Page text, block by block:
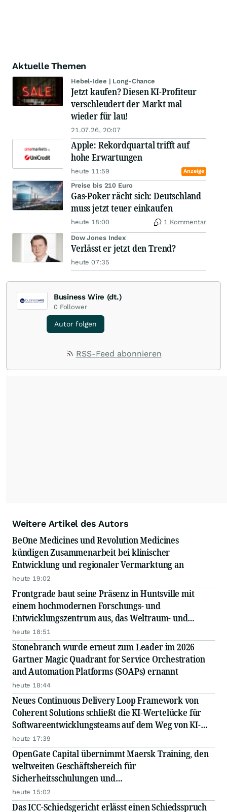
Aktuelle Themen
Hebel-Idee | Long-Chance
Jetzt kaufen? Diesen KI-Profiteur
verschleudert der Markt mal
wieder für lau!
21.07.26, 20:07
Apple: Rekordquartal trifft auf
hohe Erwartungen
heute 11:59 Anzeige
Preise bis 210 Euro
Gas-Poker rächt sich: Deutschland
muss jetzt teuer einkaufen
heute 18:00 1 Kommentar
Dow Jones Index
Verlässt er jetzt den Trend?
heute 07:35
Business Wire (dt.)
0 Follower
Autor folgen
RSS-Feed abonnieren
Weitere Artikel des Autors
BeOne Medicines und Revolution Medicines
kündigen Zusammenarbeit bei klinischer
Entwicklung und regionaler Vermarktung an
heute 19:02
Frontgrade baut seine Präsenz in Huntsville mit
einem hochmodernen Forschungs- und
Entwicklungszentrum aus, das Weltraum- und
Verteidigungsmissionen der nächsten Generation
unterstützt
heute 18:51
Stonebranch wurde erneut zum Leader im 2026
Gartner Magic Quadrant for Service Orchestration
and Automation Platforms (SOAPs) ernannt
heute 18:44
Neues Continuous Delivery Loop Framework von
Coherent Solutions schließt die KI-Wertelücke für
Softwareentwicklungsteams auf dem Weg von KI-
gestützter zu KI-nativer Entwicklung
heute 17:39
OpenGate Capital übernimmt Maersk Training, den
weltweiten Geschäftsbereich für
Sicherheitsschulungen und
Gassicherheitsdienstleistungen von Maersk
heute 15:02
Das ICC-Schiedsgericht erlässt einen Schiedsspruch